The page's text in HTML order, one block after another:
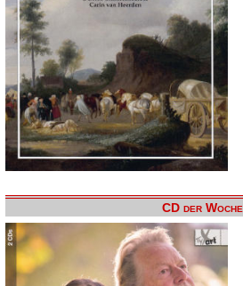
CD der Woche